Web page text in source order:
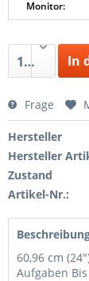
Monitor:
1 In
Frage
Hersteller
Hersteller
Zustand
Artikel-Nr.:
60,96 cm
Aufgaben